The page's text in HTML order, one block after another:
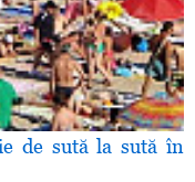
de sută la sută în